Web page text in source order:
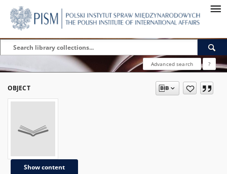
Advanced search ?
OBJECT
Show content